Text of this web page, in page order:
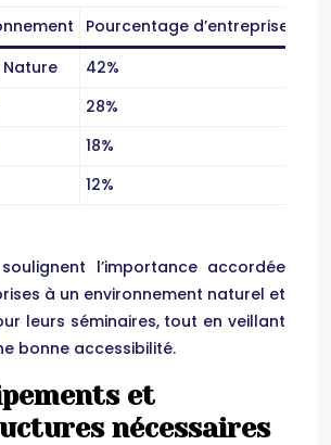
Pourcentage d’entreprises
42%
28%
18%
12%
l’importance accordée
à un environnement naturel et
leurs séminaires, tout en veillant
bonne accessibilité.
et
nécessaires